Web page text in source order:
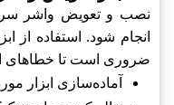
انجام شود. استفاده از
ضروری است تا خطاهای
آماده‌سازی ابزار